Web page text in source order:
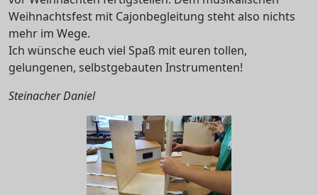
Weihnachtsfest mit Cajonbegleitung steht also nichts
mehr im Wege.
Ich wünsche euch viel Spaß mit euren tollen,
gelungenen, selbstgebauten Instrumenten!
Steinacher Daniel